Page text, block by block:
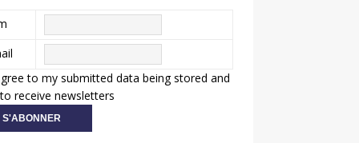
to my submitted data being stored and
receive newsletters